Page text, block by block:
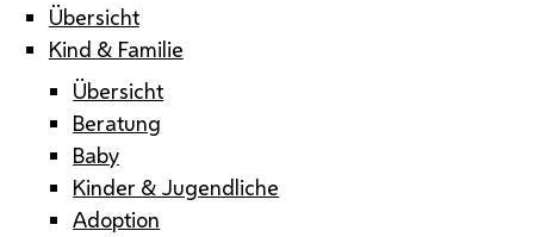
Übersicht
Kind & Familie
Übersicht
Beratung
Baby
Kinder & Jugendliche
Adoption